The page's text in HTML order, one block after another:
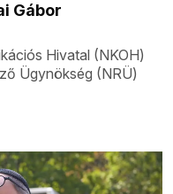
Gábor
Hivatal (NKOH)
Ügynökség (NRÜ)